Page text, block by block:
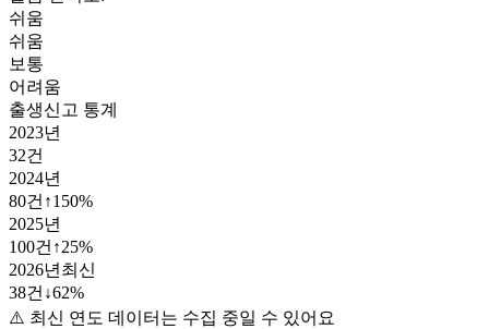
쉬움
쉬움
보통
어려움
출생신고 통계
2023년
32건
2024년
80건 ↑150%
2025년
100건 ↑25%
2026년 최신
38건 ↓62%
⚠️ 최신 연도 데이터는 수집 중일 수 있어요